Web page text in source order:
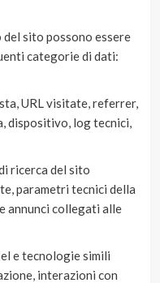
sito possono essere
categorie di dati:
URL visitate, referrer,
dispositivo, log tecnici,
ricerca del sito
parametri tecnici della
annunci collegati alle
e tecnologie simili
interazioni con